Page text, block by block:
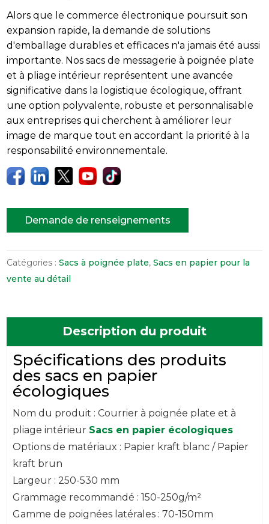
Alors que le commerce électronique poursuit son
expansion rapide, la demande de solutions
d'emballage durables et efficaces n'a jamais été aussi
importante. Nos sacs de messagerie à poignée plate
et à pliage intérieur représentent une avancée
significative dans la logistique écologique, offrant
une option polyvalente, robuste et personnalisable
aux entreprises qui cherchent à améliorer leur
image de marque tout en accordant la priorité à la
responsabilité environnementale.
Demande de renseignements
Catégories :Sacs à poignée plate,Sacs en papier pour la
vente au détail
Description du produit
Spécifications des produits
des sacs en papier
écologiques
Nom du produit : Courrier à poignée plate et à
pliage intérieur Sacs en papier écologiques
Options de matériaux : Papier kraft blanc / Papier
kraft brun
Largeur : 250-530 mm
Grammage recommandé : 150-250g/m²
Gamme de poignées latérales : 70-150mm